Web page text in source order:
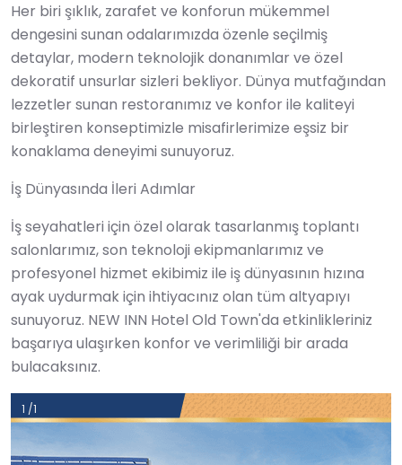
Her biri şıklık, zarafet ve konforun mükemmel
dengesini sunan odalarımızda özenle seçilmiş
detaylar, modern teknolojik donanımlar ve özel
dekoratif unsurlar sizleri bekliyor. Dünya mutfağından
lezzetler sunan restoranımız ve konfor ile kaliteyi
birleştiren konseptimizle misafirlerimize eşsiz bir
konaklama deneyimi sunuyoruz.
İş Dünyasında İleri Adımlar
İş seyahatleri için özel olarak tasarlanmış toplantı
salonlarımız, son teknoloji ekipmanlarımız ve
profesyonel hizmet ekibimiz ile iş dünyasının hızına
ayak uydurmak için ihtiyacınız olan tüm altyapıyı
sunuyoruz. NEW INN Hotel Old Town'da etkinlikleriniz
başarıya ulaşırken konfor ve verimliliği bir arada
bulacaksınız.
1 /1